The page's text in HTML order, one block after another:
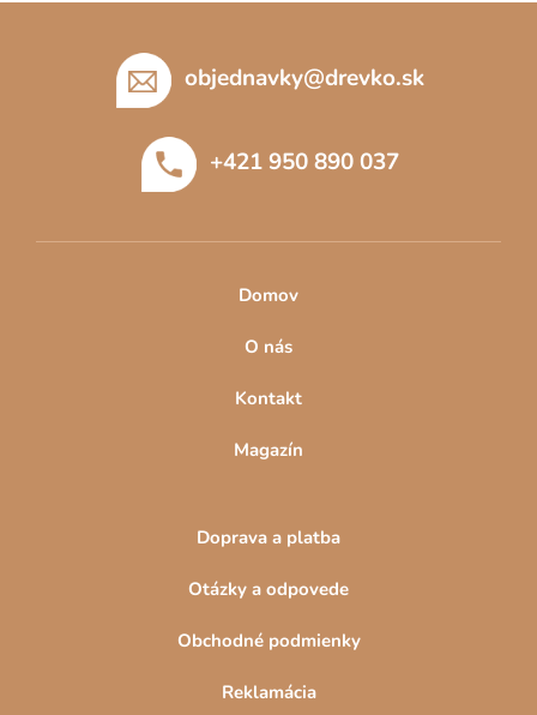
objednavky@drevko.sk
+421 950 890 037
Domov
O nás
Kontakt
Magazín
Doprava a platba
Otázky a odpovede
Obchodné podmienky
Reklamácia